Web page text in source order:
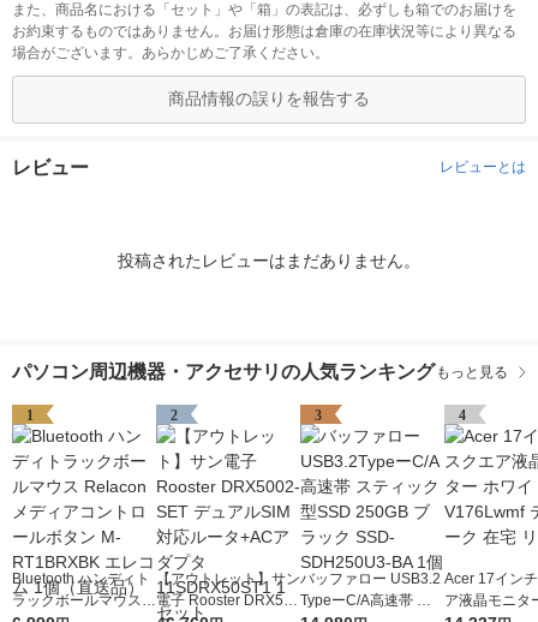
また、商品名における「セット」や「箱」の表記は、必ずしも箱でのお届けを
お約束するものではありません。お届け形態は倉庫の在庫状況等により異なる
場合がございます。あらかじめご了承ください。
商品情報の誤りを報告する
レビュー レビューとは
投稿されたレビューはまだありません。
パソコン周辺機器・アクセサリの人気ランキング もっと見る
1
Bluetooth ハンディト
ラックボールマウス R
2
【アウトレット】サン
電子 Rooster DRX500
3
バッファロー USB3.2
TypeーC/A高速帯 ス
4
Acer 17イン
ア液晶モニタ